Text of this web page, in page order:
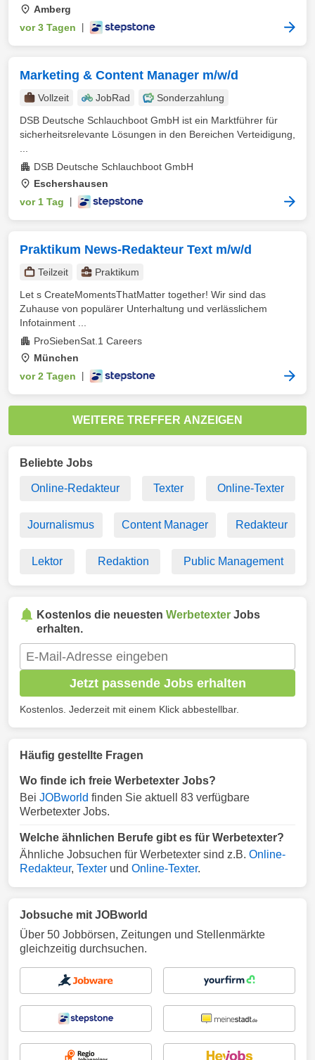
Amberg
vor 3 Tagen
Marketing & Content Manager m/w/d
Vollzeit JobRad
Sonderzahlung
DSB Deutsche Schlauchboot GmbH ist ein Marktführer für
sicherheitsrelevante Lösungen in den Bereichen Verteidigung,
DSB Deutsche Schlauchboot GmbH
Eschershausen
vor 1 Tag
Praktikum News-Redakteur Text m/w/d
Teilzeit
Praktikum
Let s CreateMomentsThatMatter together! Wir sind das
Zuhause von populärer Unterhaltung und verlässlichem
Infotainment ...
ProSiebenSat.1 Careers
München
vor 2 Tagen
WEITERE TREFFER ANZEIGEN
Beliebte Jobs
Online-Redakteur Texter Online-Texter
Journalismus Content Manager Redakteur
Lektor Redaktion Public Management
Kostenlos die neuesten Werbetexter Jobs
erhalten.
Jetzt passende Jobs erhalten
Kostenlos. Jederzeit mit einem Klick abbestellbar.
Häufig gestellte Fragen
Wo finde ich freie Werbetexter Jobs?
Bei JOBworld finden Sie aktuell 83 verfügbare
Werbetexter Jobs.
Welche ähnlichen Berufe gibt es für Werbetexter?
Ähnliche Jobsuchen für Werbetexter sind z.B. Online-
Redakteur, Texter und Online-Texter.
Jobsuche mit JOBworld
Über 50 Jobbörsen, Zeitungen und Stellenmärkte
gleichzeitig durchsuchen.